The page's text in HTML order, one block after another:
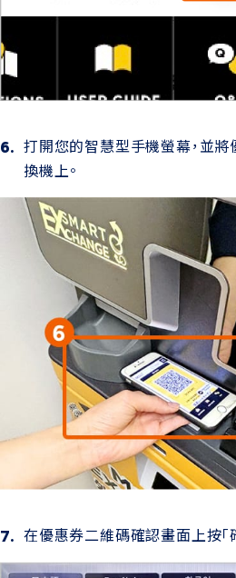
打開您的智慧型手機螢幕，並
換機上。
在優惠券二維碼確認畫面上按「